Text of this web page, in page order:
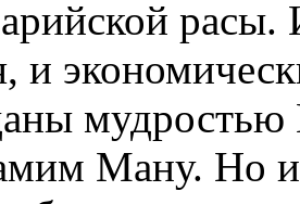
расы.
и
Ману. Но